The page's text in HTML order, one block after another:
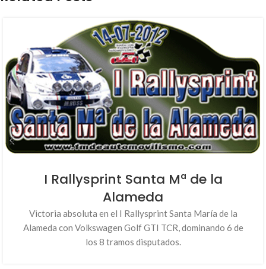
I Rallysprint Santa Mª de la
Alameda
Victoria absoluta en el I Rallysprint Santa María de la
Alameda con Volkswagen Golf GTI TCR, dominando 6 de
los 8 tramos disputados.